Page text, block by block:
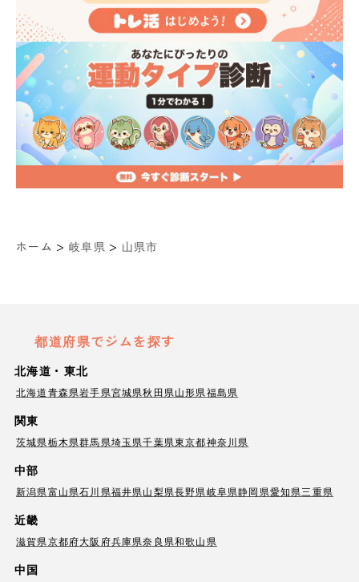
ホーム > 岐阜県 > 山県市
都道府県でジムを探す
北海道・東北
北海道青森県岩手県宮城県秋田県山形県福島県
関東
茨城県栃木県群馬県埼玉県千葉県東京都神奈川県
中部
新潟県富山県石川県福井県山梨県長野県岐阜県静岡県愛知県三重県
近畿
滋賀県京都府大阪府兵庫県奈良県和歌山県
中国